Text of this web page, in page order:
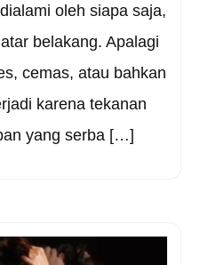
oleh siapa saja,
belakang. Apalagi
cemas, atau bahkan
karena tekanan
yang serba […]